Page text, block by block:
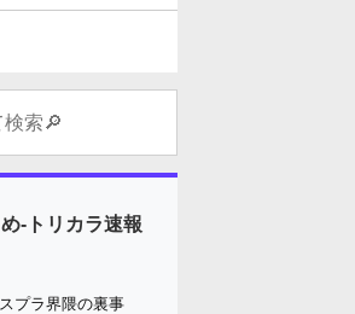
-トリカラ速報
プラ界隈の裏事